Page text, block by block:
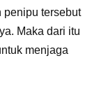
penipu tersebut
Maka dari itu
menjaga